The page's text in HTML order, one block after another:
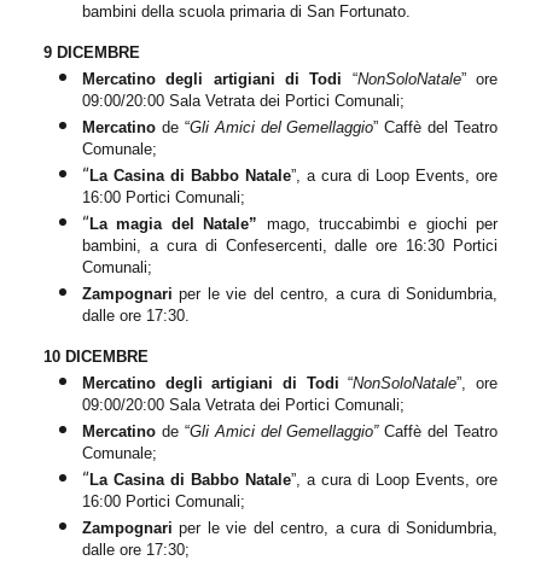
bambini della scuola primaria di San Fortunato.
9 DICEMBRE
Mercatino degli artigiani di Todi “NonSoloNatale” ore
09:00/20:00 Sala Vetrata dei Portici Comunali;
Mercatino de “Gli Amici del Gemellaggio” Caffè del Teatro
Comunale;
“La Casina di Babbo Natale”, a cura di Loop Events, ore
16:00 Portici Comunali;
“La magia del Natale” mago, truccabimbi e giochi per
bambini,
a cura di Confesercenti, dalle ore 16:30 Portici
Comunali;
Zampognariper le vie del centro, a cura di Sonidumbria,
dalle ore 17:30.
10 DICEMBRE
Mercatino degli artigiani di Todi “NonSoloNatale”, ore
09:00/20:00 Sala Vetrata dei Portici Comunali;
Mercatino de “Gli Amici del Gemellaggio”Caffè del Teatro
Comunale;
“La Casina di Babbo Natale”, a cura di Loop Events, ore
16:00 Portici Comunali;
Zampognari per le vie del centro, a cura di Sonidumbria,
dalle ore 17:30;